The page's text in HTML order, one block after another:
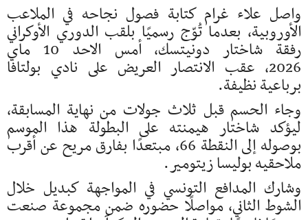
واصل علاء غرام كتابة فصول نجاحه في الملاعب
الأوروبية، بعدما تُوّج رسميًا بلقب الدوري الأوكراني
رفقةشاختار دونيتسك , أمس الاحد 10 ماي
2026, عقب الانتصار العريض على نادي بولتافا
برباعية نظيفة.
وجاء الحسم قبل ثلاث جولات من نهاية المسابقة،
ليؤكد شاختار هيمنته على البطولة هذا الموسم
بوصوله إلى النقطة 66، مبتعدًا بفارق مريح عن أقرب
ملاحقيهبوليسا زيتومير.
وشارك المدافع التونسي في المواجهة كبديل خلال
الشوط الثاني، مواصلًا حضوره ضمن مجموعة صنعت